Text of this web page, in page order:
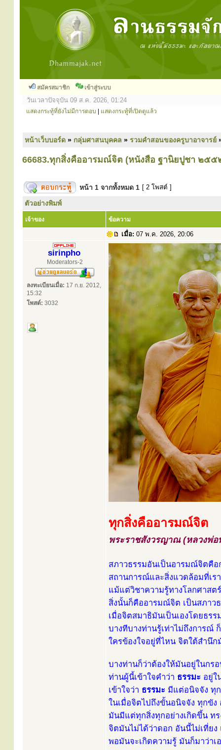
สมัครสมาชิก เข้าสู่ระบบ
วันเวลาปัจจุบัน 09 ส.ค. 2026, 01:24
แสดงกระทู้ที่ยังไม่มีการตอบ แสดงกระทู้ที่เปิดดูแล้ว
หน้าเว็บบอร์ด » กลุ่มศาสนบุคคล » รวมคำสอนของครูบาอาจารย์
66683.ทุกสิ่งคืออารมณ์จิต (หนังสือ ฐานิยปูชา ๒๕๕
หน้า 1 จากทั้งหมด 1 [ 2 โพสต์ ]
ตัวอย่างพิมพ์
เจ้าของ ข้อความ
เมื่อ: 07 พ.ค. 2026, 20:06
sirinpho
Moderators-2
ลงทะเบียนเมื่อ: 17 ก.ย. 2012,
15:32
โพสต์: 3032
ทุกสิ่งคืออารมณ์จิต
พระราชสังวรญาณ (หลวงพ่อ
สภาวธรรมอันเป็นอารมณ์จิตคือ
สถานการณ์และสิ่งแวดล้อมที่เร
แม้แต่วิชาความรู้ทางโลกศาสต
สิ่งนั้นก็คืออารมณ์จิต เป็นสภาว
เมื่อจิตสมาธิมันเป็นเองโดยธร
บางทีบางท่านรู้เท่าไม่ถึงการ
ใครข้องใจอยู่ที่ไหน จิตใต้สำนึ
บางท่านก็ว่าต้องให้มันอยู่ในกร
ท่านผู้นี้เข้าใจคำว่า ธรรมะ อยู่ใ
เข้าใจว่า ธรรมะ มีแต่อนิจจัง ทุ
ในเมื่อจิตไปถึงขั้นอนิจจัง ทุกขั
มันมีแต่ทุกสิ่งทุกอย่างเกิดขึ้น ท
จิตมันไม่ได้ว่าดอก อันนี้ไม่เที่ย
พอมันจะเกิดความรู้ มันก็มาว่า